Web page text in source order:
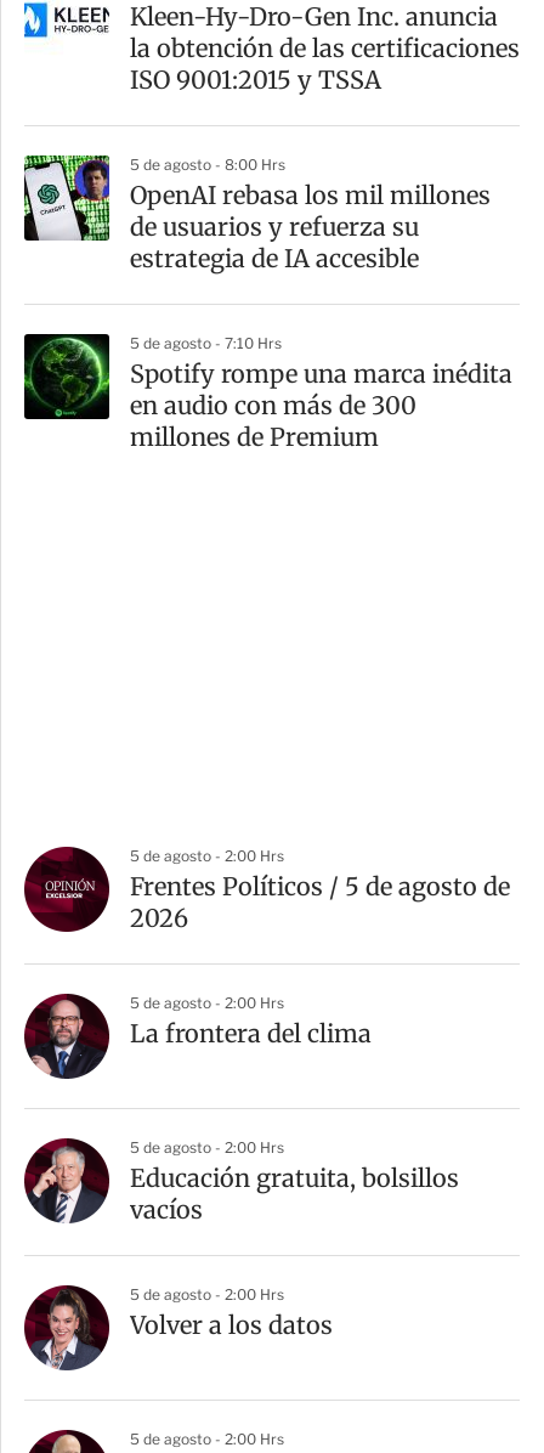
Kleen-Hy-Dro-Gen Inc. anuncia
la obtención de las certificaciones
ISO 9001:2015 y TSSA
5 de agosto - 8:00 Hrs
OpenAI rebasa los mil millones
de usuarios y refuerza su
estrategia de IA accesible
5 de agosto - 7:10 Hrs
Spotify rompe una marca inédita
en audio con más de 300
millones de Premium
5 de agosto - 2:00 Hrs
Frentes Políticos / 5 de agosto de
2026
5 de agosto - 2:00 Hrs
La frontera del clima
5 de agosto - 2:00 Hrs
Educación gratuita, bolsillos
vacíos
5 de agosto - 2:00 Hrs
Volver a los datos
5 de agosto - 2:00 Hrs